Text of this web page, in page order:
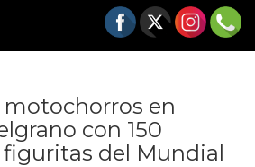
motochorros en
con 150
del Mundial